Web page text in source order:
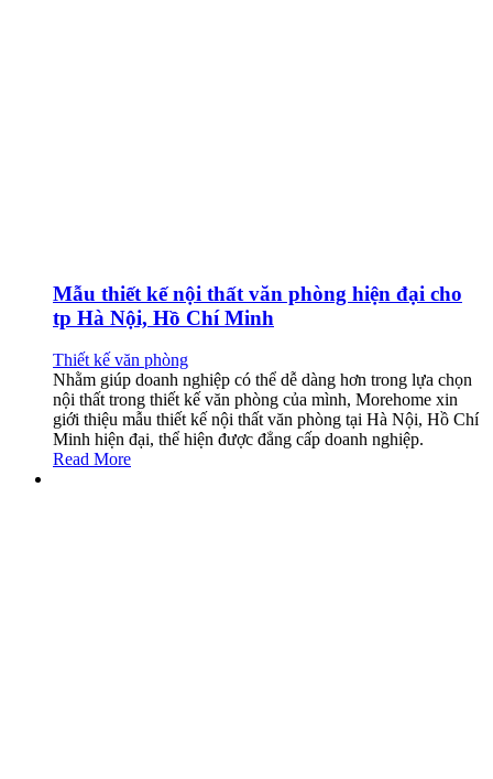
Mẫu thiết kế nội thất văn phòng hiện đại cho
tp Hà Nội, Hồ Chí Minh
Thiết kế văn phòng
Nhằm giúp doanh nghiệp có thể dễ dàng hơn trong lựa chọn
nội thất trong thiết kế văn phòng của mình, Morehome xin
giới thiệu mẫu thiết kế nội thất văn phòng tại Hà Nội, Hồ Chí
Minh hiện đại, thể hiện được đẳng cấp doanh nghiệp.
Read More